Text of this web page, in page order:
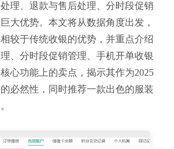
理、退款与售后处理、分时段促销
大优势。本文将从数据角度出发，
较于传统收银的优势，并重点介绍
、分时段促销管理、手机开单收银
心功能上的卖点，揭示其作为2025
必然性，同时推荐一款出色的服装